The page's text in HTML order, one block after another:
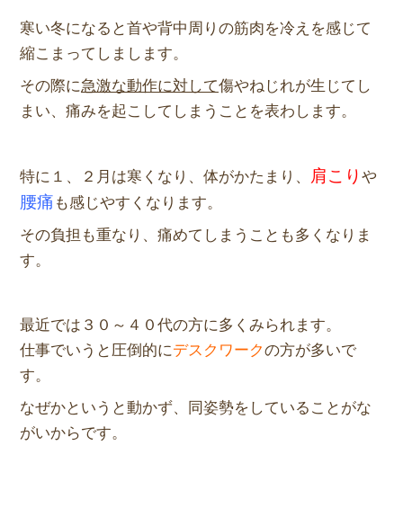
寒い冬になると首や背中周りの筋肉を冷えを感じて
縮こまってしまします。
その際に急激な動作に対して傷やねじれが生じてし
まい、痛みを起こしてしまうことを表わします。
特に１、２月は寒くなり、体がかたまり、 肩こり や
腰痛 も感じやすくなります。
その負担も重なり、痛めてしまうことも多くなりま
す。
最近では３０～４０代の方に多くみられます。
仕事でいうと圧倒的にデスクワークの方が多いで
す。
なぜかというと動かず、同姿勢をしていることがな
がいからです。